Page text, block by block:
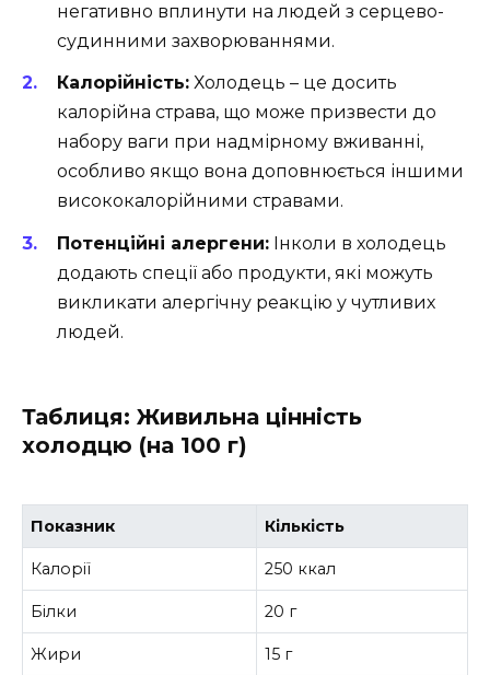
негативно вплинути на людей з серцево-
судинними захворюваннями.
Калорійність: Холодець – це досить
калорійна страва, що може призвести до
набору ваги при надмірному вживанні,
особливо якщо вона доповнюється іншими
висококалорійними стравами.
Потенційні алергени: Інколи в холодець
додають спеції або продукти, які можуть
викликати алергічну реакцію у чутливих
людей.
Таблиця: Живильна цінність
холодцю (на 100 г)
Показник Кількість
Калорії 250 ккал
Білки 20 г
Жири 15 г